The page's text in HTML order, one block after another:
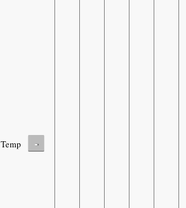
Temp -